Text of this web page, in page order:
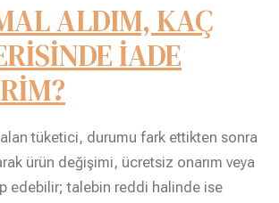
ALDIM, KAÇ
İADE
alan tüketici, durumu fark ettikten sonra
ürün değişimi, ücretsiz onarım veya
edebilir; talebin reddi halinde ise